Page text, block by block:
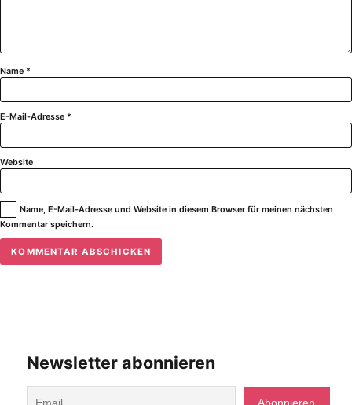
Name *
E-Mail-Adresse *
Website
Name, E-Mail-Adresse und Website in diesem Browser für meinen nächsten
Kommentar speichern.
Newsletter abonnieren